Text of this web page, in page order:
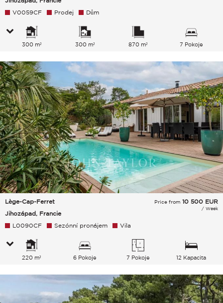
V0059CF Prodej Dům
300 m² 300 m² 870 m² 7 Pokoje
Lège-Cap-Ferret
Jihozápad, Francie
Price from 10 500 EUR
/ Week
L0090CF Sezónní pronájem Vila
220 m² 6 Pokoje 7 Pokoje 12 Kapacita